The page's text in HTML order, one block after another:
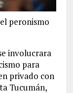
peronismo
involucrara
para
privado con
Tucumán,